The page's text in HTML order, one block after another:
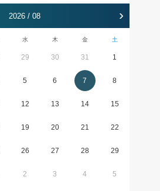
2026 / 08 ›
水 木 金 土
29 30 31 1
5 6 7 8
12 13 14 15
19 20 21 22
26 27 28 29
2 3 4 5